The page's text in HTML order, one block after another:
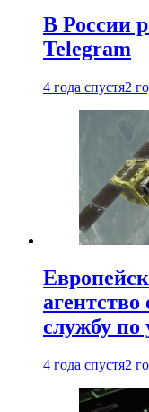
В России
Telegram
4 года спустя2
агентство
службу по
4 года спустя2